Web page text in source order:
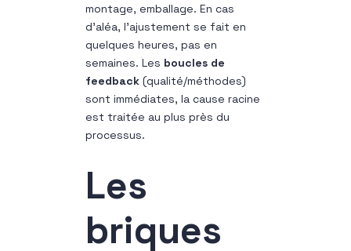
montage, emballage. En cas
d’aléa, l’ajustement se fait en
quelques heures, pas en
semaines. Les boucles de
feedback (qualité/méthodes)
sont immédiates, la cause racine
est traitée au plus près du
processus.
Les
briques